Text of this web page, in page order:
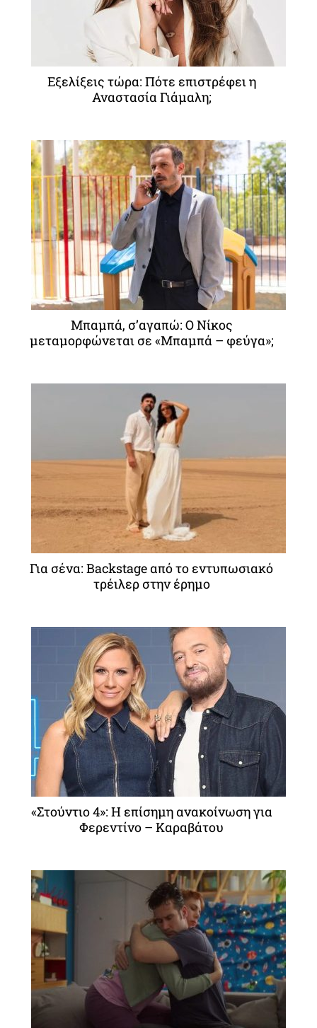
Εξελίξεις τώρα: Πότε επιστρέφει η
Αναστασία Γιάμαλη;
Μπαμπά, σ’αγαπώ: O Νίκος
μεταμορφώνεται σε «Μπαμπά – φεύγα»;
Για σένα: Backstage από το εντυπωσιακό
τρέιλερ στην έρημο
«Στούντιο 4»: Η επίσημη ανακοίνωση για
Φερεντίνο – Καραβάτου